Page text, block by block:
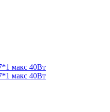
макс 40Вт
макс 40Вт